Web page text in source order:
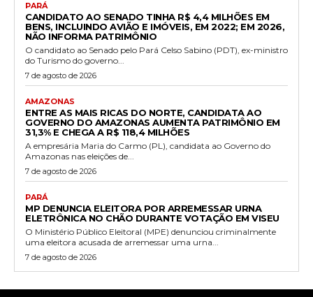
PARÁ
CANDIDATO AO SENADO TINHA R$ 4,4 MILHÕES EM
BENS, INCLUINDO AVIÃO E IMÓVEIS, EM 2022; EM 2026,
NÃO INFORMA PATRIMÔNIO
O candidato ao Senado pelo Pará Celso Sabino (PDT), ex-ministro
do Turismo do governo...
7 de agosto de 2026
AMAZONAS
ENTRE AS MAIS RICAS DO NORTE, CANDIDATA AO
GOVERNO DO AMAZONAS AUMENTA PATRIMÔNIO EM
31,3% E CHEGA A R$ 118,4 MILHÕES
A empresária Maria do Carmo (PL), candidata ao Governo do
Amazonas nas eleições de...
7 de agosto de 2026
PARÁ
MP DENUNCIA ELEITORA POR ARREMESSAR URNA
ELETRÔNICA NO CHÃO DURANTE VOTAÇÃO EM VISEU
O Ministério Público Eleitoral (MPE) denunciou criminalmente
uma eleitora acusada de arremessar uma urna...
7 de agosto de 2026